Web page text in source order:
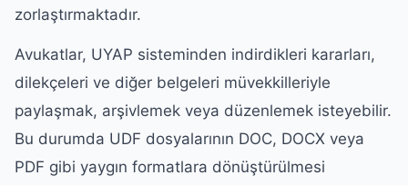
zorlaştırmaktadır.
Avukatlar, UYAP sisteminden indirdikleri kararları,
dilekçeleri ve diğer belgeleri müvekkilleriyle
paylaşmak, arşivlemek veya düzenlemek isteyebilir.
Bu durumda UDF dosyalarının DOC, DOCX veya
PDF gibi yaygın formatlara dönüştürülmesi